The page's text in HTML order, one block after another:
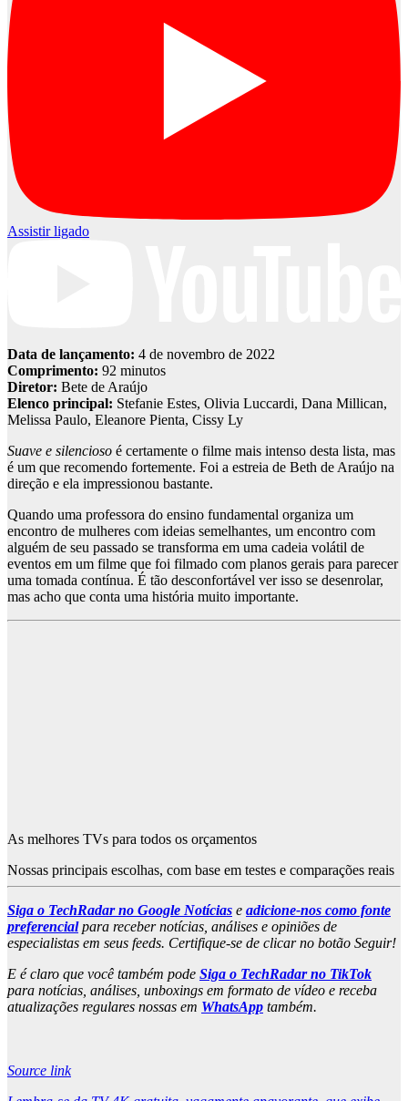
Assistir ligado
Data de lançamento: 4 de novembro de 2022
Comprimento: 92 minutos
Diretor: Bete de Araújo
Elenco principal: Stefanie Estes, Olivia Luccardi, Dana Millican,
Melissa Paulo, Eleanore Pienta, Cissy Ly
Suave e silencioso é certamente o filme mais intenso desta lista, mas
é um que recomendo fortemente. Foi a estreia de Beth de Araújo na
direção e ela impressionou bastante.
Quando uma professora do ensino fundamental organiza um
encontro de mulheres com ideias semelhantes, um encontro com
alguém de seu passado se transforma em uma cadeia volátil de
eventos em um filme que foi filmado com planos gerais para parecer
uma tomada contínua. É tão desconfortável ver isso se desenrolar,
mas acho que conta uma história muito importante.
As melhores TVs para todos os orçamentos
Nossas principais escolhas, com base em testes e comparações reais
Siga o TechRadar no Google Notícias e adicione-nos como fonte
preferencialpara receber notícias, análises e opiniões de
especialistas em seus feeds. Certifique-se de clicar no botão Seguir!
E é claro que você também pode Siga o TechRadar no TikTok
para notícias, análises, unboxings em formato de vídeo e receba
atualizações regulares nossas em WhatsApp também.
Source link